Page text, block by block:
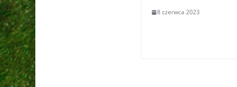
8 czerwca 2023